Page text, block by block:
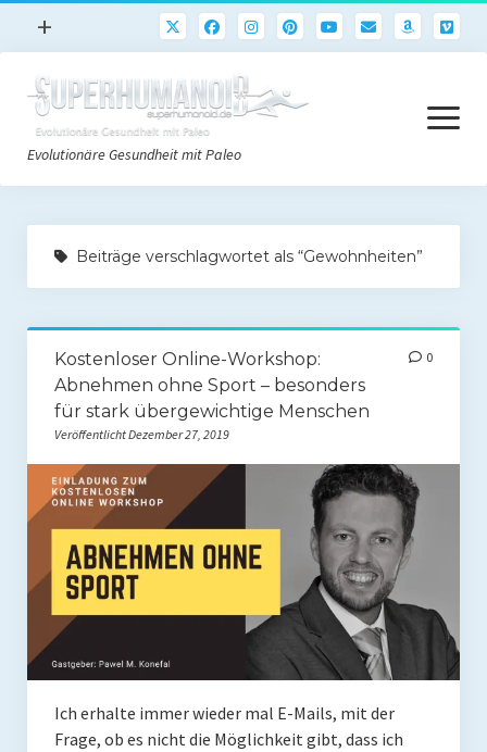
Menü
öffnen
+
Paleo
Rezepte
Sport
Gehirn
Freeletics
Podcast
English
Evolutionäre Gesundheit mit Paleo
Menü
öffnen
Paleo Start
Paleo Grundlagen 2.0
Einkaufsliste
Paleo-Einkaufsliste.de
Coaching
Shop
Paleo Ziel
Abnehmen mit Paleo
Zunehmen mit Paleo
Paleo Gehirn-Pflege
Beiträge verschlagwortet als “Gewohnheiten”
Kostenloser Online-Workshop:
Abnehmen ohne Sport – besonders
für stark übergewichtige Menschen
Veröffentlicht Dezember 27, 2019
0
Ich erhalte immer wieder mal E-Mails, mit der
Frage, ob es nicht die Möglichkeit gibt, dass ich